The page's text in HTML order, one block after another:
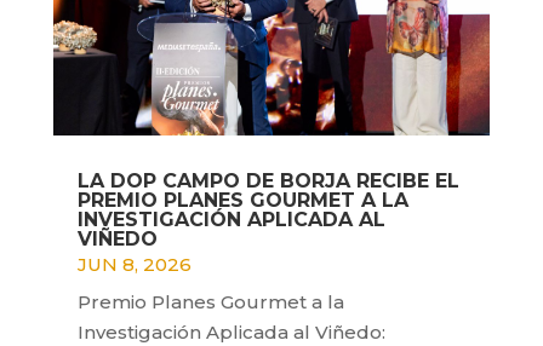
LA DOP CAMPO DE BORJA RECIBE EL
PREMIO PLANES GOURMET A LA
INVESTIGACIÓN APLICADA AL
VIÑEDO
JUN 8, 2026
Premio Planes Gourmet a la
Investigación Aplicada al Viñedo: